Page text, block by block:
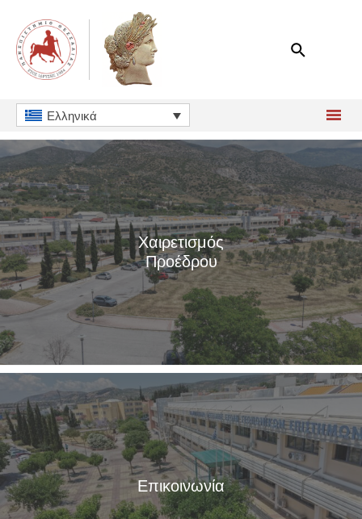
περιεχόμενο
Ελληνικά
Χαιρετισμός
Προέδρου
Επικοινωνία